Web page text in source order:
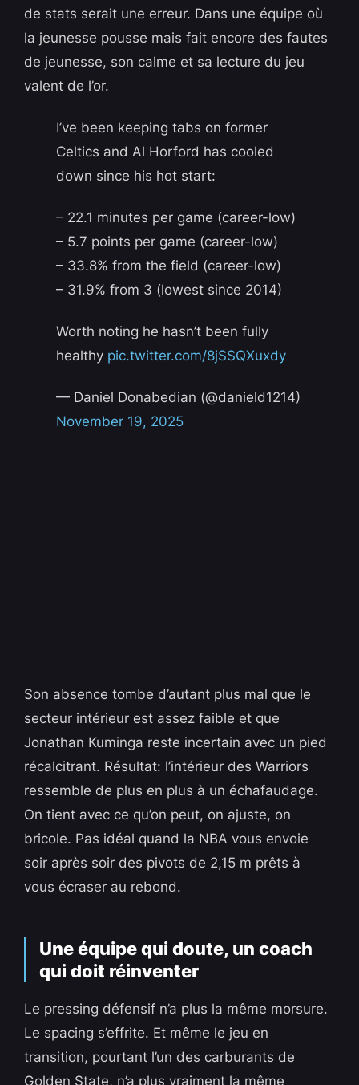
de stats serait une erreur. Dans une équipe où
la jeunesse pousse mais fait encore des fautes
de jeunesse, son calme et sa lecture du jeu
valent de l’or.
I’ve been keeping tabs on former
Celtics and Al Horford has cooled
down since his hot start:
– 22.1 minutes per game (career-low)
– 5.7 points per game (career-low)
– 33.8% from the field (career-low)
– 31.9% from 3 (lowest since 2014)
Worth noting he hasn’t been fully
healthy pic.twitter.com/8jSSQXuxdy
— Daniel Donabedian (@danield1214)
November 19, 2025
Son absence tombe d’autant plus mal que le
secteur intérieur est assez faible et que
Jonathan Kuminga reste incertain avec un pied
récalcitrant. Résultat: l’intérieur des Warriors
ressemble de plus en plus à un échafaudage.
On tient avec ce qu’on peut, on ajuste, on
bricole. Pas idéal quand la NBA vous envoie
soir après soir des pivots de 2,15 m prêts à
vous écraser au rebond.
Une équipe qui doute, un coach
qui doit réinventer
Le pressing défensif n’a plus la même morsure.
Le spacing s’effrite. Et même le jeu en
transition, pourtant l’un des carburants de
Golden State, n’a plus vraiment la même